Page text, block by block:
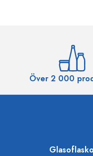
Över 2 000